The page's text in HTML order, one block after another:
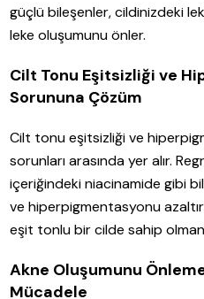
güçlü bileşenler, cildinizdeki
leke oluşumunu önler.
Cilt Tonu Eşitsizliği ve
Sorununa Çözüm
Cilt tonu eşitsizliği ve
sorunları arasında yer alır.
içeriğindeki niacinamide gibi
ve hiperpigmentasyonu
eşit tonlu bir cilde sahip
Akne Oluşumunu
Mücadele